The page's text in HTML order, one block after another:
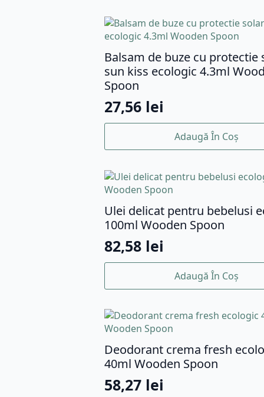
Balsam de buze cu protectie
sun kiss ecologic 4.3ml
Spoon
27,56 lei
Adaugă În Coș
Ulei delicat pentru bebelusi
100ml Wooden Spoon
82,58 lei
Adaugă În Coș
Deodorant crema fresh
40ml Wooden Spoon
58,27 lei